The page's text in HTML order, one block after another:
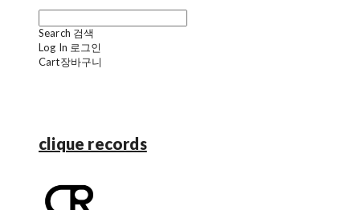
Search 검색
Log In 로그인
Cart장바구니
clique records